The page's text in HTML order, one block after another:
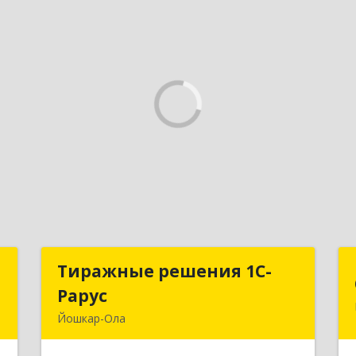
Тиражные решения 1С-
Рарус
Йошкар-Ола
Тиражные решения 1С-